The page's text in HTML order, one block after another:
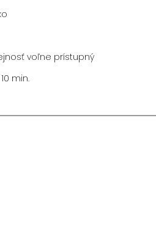
voľne prístupný
min.